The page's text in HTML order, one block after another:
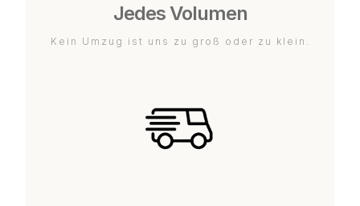
Jedes Volumen
Kein Umzug ist uns zu groß oder zu klein.